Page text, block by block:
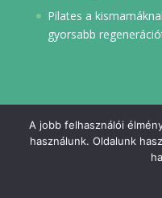
Pilates a
gyorsabb
Everflow. Minden
A jobb felhasználói
használunk. Oldalunk